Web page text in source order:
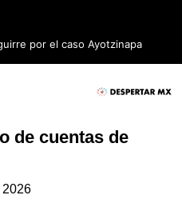
por el caso Ayotzinapa
de cuentas de
2026